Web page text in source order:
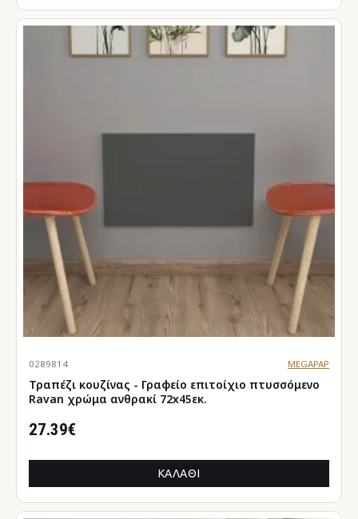
0289814 MEGAPAP
Τραπέζι κουζίνας - Γραφείο επιτοίχιο πτυσσόμενο
Ravan χρώμα ανθρακί 72x45εκ.
27.39€
ΚΑΛΆΘΙ